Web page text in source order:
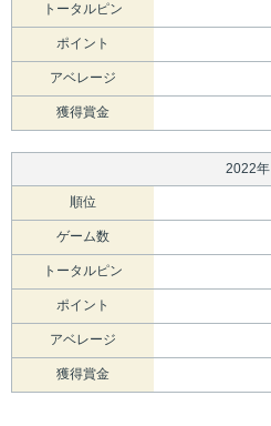
トータルピン
ポイント
アベレージ
獲得賞金
2022年
順位
ゲーム数
トータルピン
ポイント
アベレージ
獲得賞金